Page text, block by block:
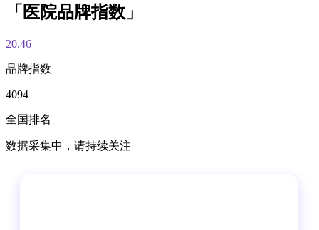
「医院品牌指数」
20.46
品牌指数
4094
全国排名
数据采集中，请持续关注